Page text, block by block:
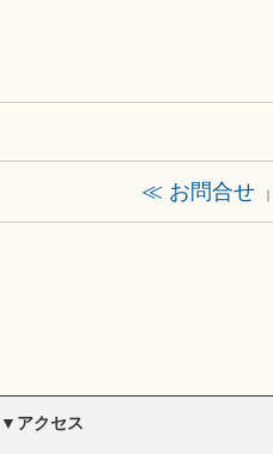
≪ お問合せ
▼アクセス